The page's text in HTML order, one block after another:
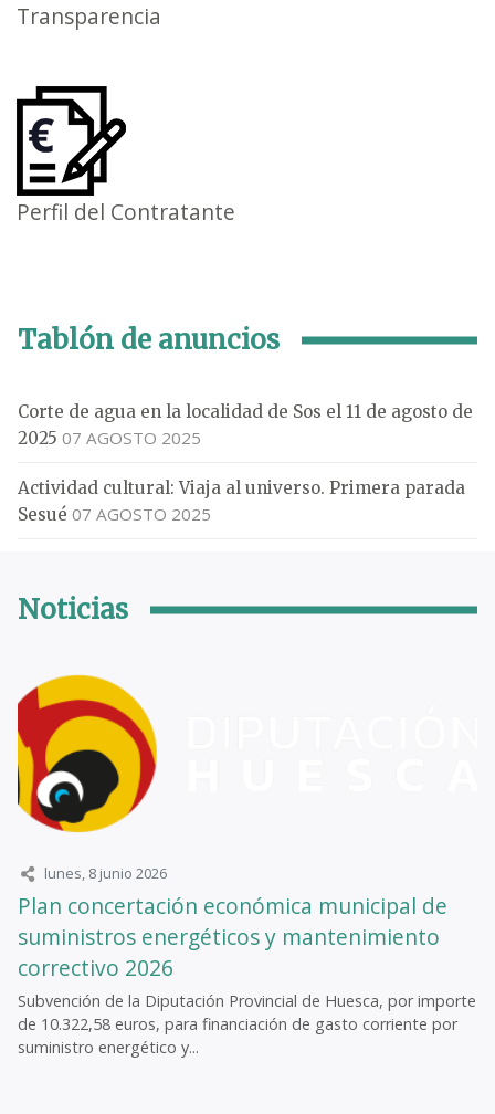
Transparencia
Perfil del Contratante
Tablón de anuncios
Corte de agua en la localidad de Sos el 11 de agosto de
2025 07 AGOSTO 2025
Actividad cultural: Viaja al universo. Primera parada
Sesué 07 AGOSTO 2025
Noticias
lunes, 8 junio 2026
Plan concertación económica municipal de
suministros energéticos y mantenimiento
correctivo 2026
Subvención de la Diputación Provincial de Huesca, por importe
de 10.322,58 euros, para financiación de gasto corriente por
suministro energético y...